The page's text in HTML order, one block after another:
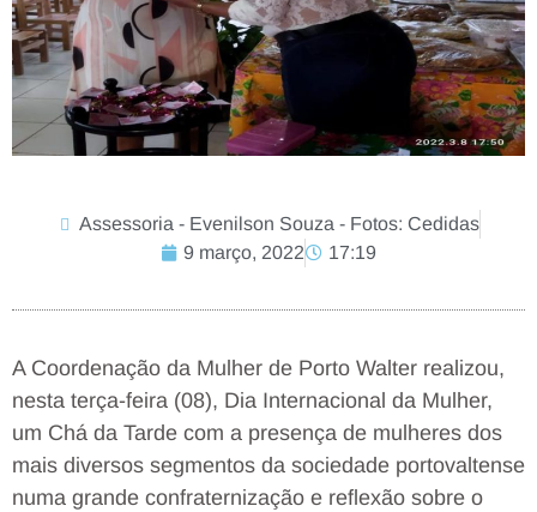
Assessoria - Evenilson Souza - Fotos: Cedidas
9 março, 2022
17:19
A Coordenação da Mulher de Porto Walter realizou,
nesta terça-feira (08), Dia Internacional da Mulher,
um Chá da Tarde com a presença de mulheres dos
mais diversos segmentos da sociedade portovaltense
numa grande confraternização e reflexão sobre o